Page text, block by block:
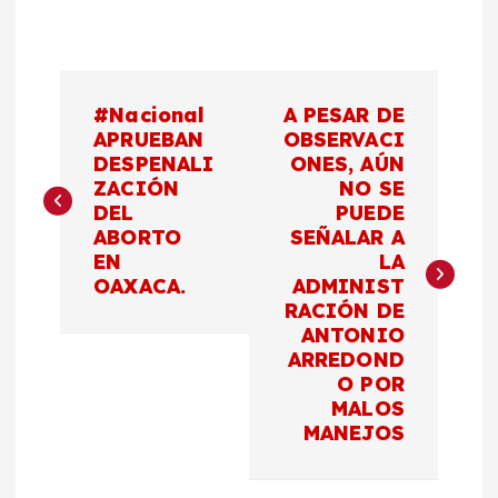
v
#Nacional
APRUEBAN
DESPENALI
ZACIÓN
DEL
ABORTO
EN
OAXACA.
A PESAR DE
OBSERVACI
ONES, AÚN
NO SE
PUEDE
SEÑALAR A
LA
ADMINIST
RACIÓN DE
ANTONIO
ARREDOND
O POR
MALOS
MANEJOS